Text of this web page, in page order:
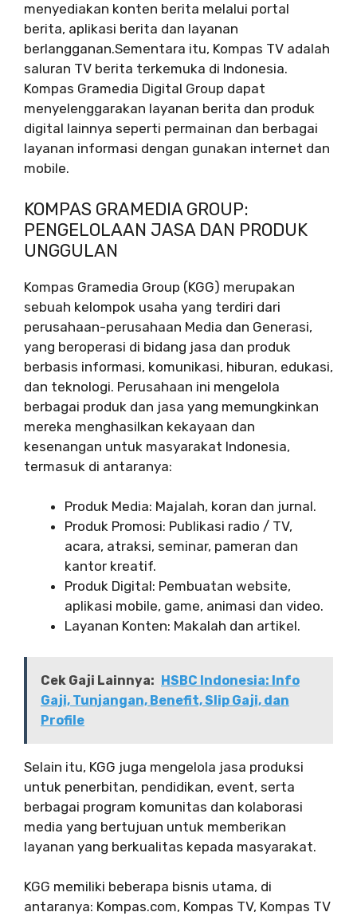
menyediakan konten berita melalui portal
berita, aplikasi berita dan layanan
berlangganan.Sementara itu, Kompas TV adalah
saluran TV berita terkemuka di Indonesia.
Kompas Gramedia Digital Group dapat
menyelenggarakan layanan berita dan produk
digital lainnya seperti permainan dan berbagai
layanan informasi dengan gunakan internet dan
mobile.
KOMPAS GRAMEDIA GROUP:
PENGELOLAAN JASA DAN PRODUK
UNGGULAN
Kompas Gramedia Group (KGG) merupakan
sebuah kelompok usaha yang terdiri dari
perusahaan-perusahaan Media dan Generasi,
yang beroperasi di bidang jasa dan produk
berbasis informasi, komunikasi, hiburan, edukasi,
dan teknologi. Perusahaan ini mengelola
berbagai produk dan jasa yang memungkinkan
mereka menghasilkan kekayaan dan
kesenangan untuk masyarakat Indonesia,
termasuk di antaranya:
Produk Media: Majalah, koran dan jurnal.
Produk Promosi: Publikasi radio / TV,
acara, atraksi, seminar, pameran dan
kantor kreatif.
Produk Digital: Pembuatan website,
aplikasi mobile, game, animasi dan video.
Layanan Konten: Makalah dan artikel.
Cek Gaji Lainnya: HSBC Indonesia: Info
Gaji, Tunjangan, Benefit, Slip Gaji, dan
Profile
Selain itu, KGG juga mengelola jasa produksi
untuk penerbitan, pendidikan, event, serta
berbagai program komunitas dan kolaborasi
media yang bertujuan untuk memberikan
layanan yang berkualitas kepada masyarakat.
KGG memiliki beberapa bisnis utama, di
antaranya: Kompas.com, Kompas TV, Kompas TV